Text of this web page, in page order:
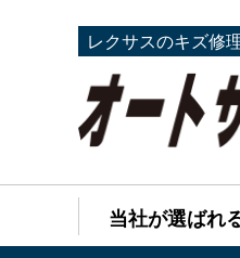
レクサスのキズ修
当社が選ばれ